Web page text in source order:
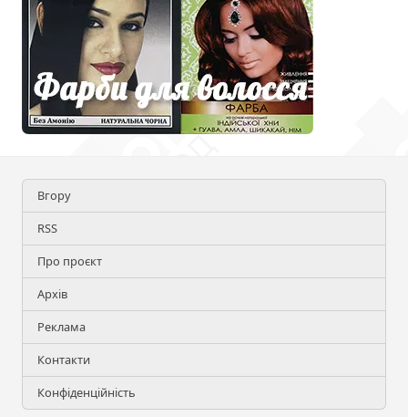
Вгору
RSS
Про проєкт
Архів
Реклама
Контакти
Конфіденційність